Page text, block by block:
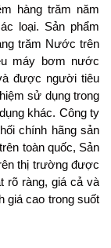
hàng trăm năm
loại. Sản phẩm
trăm Nước trên
máy bơm nước
được người tiêu
sử dụng trong
khác. Công ty
chính hãng sản
toàn quốc, Sản
thị trường được
rõ ràng, giá cả và
giá cao trong suốt